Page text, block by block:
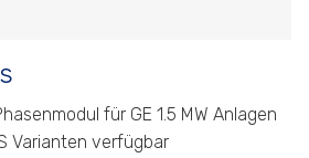
für GE 1.5 MW Anlagen
Varianten verfügbar